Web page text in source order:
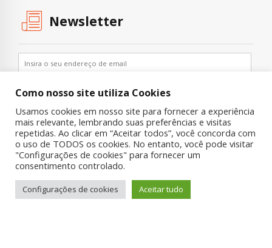
Newsletter
Copyright © 2019 UNIAD – Unidade de Pesquisa em Álcool e Drogas
Quem Somos Nossa História
Onde Procurar Ajuda?
Contato
Como nosso site utiliza Cookies
Usamos cookies em nosso site para fornecer a experiência
mais relevante, lembrando suas preferências e visitas
repetidas. Ao clicar em “Aceitar todos”, você concorda com
o uso de TODOS os cookies. No entanto, você pode visitar
"Configurações de cookies" para fornecer um
consentimento controlado.
Configurações de cookies Aceitar tudo